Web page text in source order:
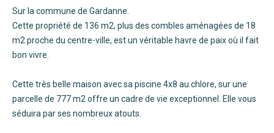
Sur la commune de Gardanne.
Cette propriété de 136 m2, plus des combles aménagées de 18
m2 proche du centre-ville, est un véritable havre de paix où il fait
bon vivre.
Cette très belle maison avec sa piscine 4x8 au chlore, sur une
parcelle de 777 m2 offre un cadre de vie exceptionnel. Elle vous
séduira par ses nombreux atouts.